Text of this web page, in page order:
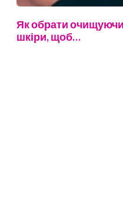
Як обрати
шкіри, щоб…